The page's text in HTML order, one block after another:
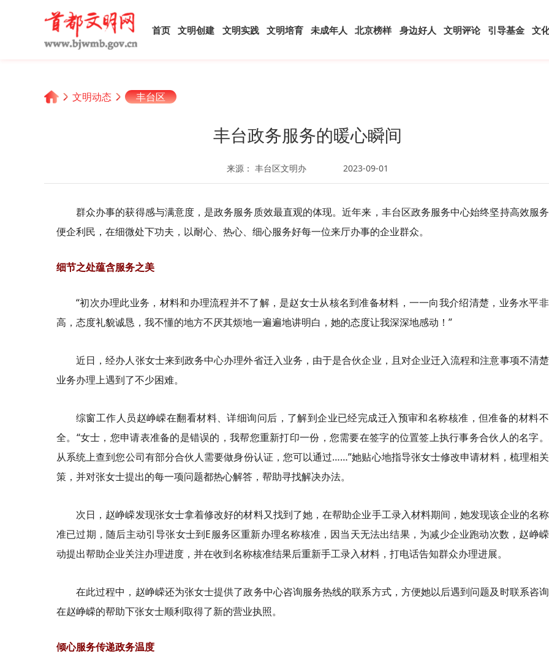
首页 文明创建 文明实践 文明培育 未成年人 北京榜样 身边好人 文明评论 引导基金 文
文明动态 丰台区
丰台政务服务的暖心瞬间
来源： 丰台区文明办 2023-09-01
群众办事的获得感与满意度，是政务服务质效最直观的体现。近年来，丰台区政务服务中心始终坚持高效服务
便企利民，在细微处下功夫，以耐心、热心、细心服务好每一位来厅办事的企业群众。
细节之处蕴含服务之美
“初次办理此业务，材料和办理流程并不了解，是赵女士从核名到准备材料，一一向我介绍清楚，业务水平
高，态度礼貌诚恳，我不懂的地方不厌其烦地一遍遍地讲明白，她的态度让我深深地感动！”
近日，经办人张女士来到政务中心办理外省迁入业务，由于是合伙企业，且对企业迁入流程和注意事项不清楚
业务办理上遇到了不少困难。
综窗工作人员赵峥嵘在翻看材料、详细询问后，了解到企业已经完成迁入预审和名称核准，但准备的材料
全。“女士，您申请表准备的是错误的，我帮您重新打印一份，您需要在签字的位置签上执行事务合伙人的名字
从系统上查到您公司有部分合伙人需要做身份认证，您可以通过……”她贴心地指导张女士修改申请材料，梳理相
策，并对张女士提出的每一项问题都热心解答，帮助寻找解决办法。
次日，赵峥嵘发现张女士拿着修改好的材料又找到了她，在帮助企业手工录入材料期间，她发现该企业的名
准已过期，随后主动引导张女士到E服务区重新办理名称核准，因当天无法出结果，为减少企业跑动次数，赵峥
动提出帮助企业关注办理进度，并在收到名称核准结果后重新手工录入材料，打电话告知群众办理进展。
在此过程中，赵峥嵘还为张女士提供了政务中心咨询服务热线的联系方式，方便她以后遇到问题及时联系咨询
在赵峥嵘的帮助下张女士顺利取得了新的营业执照。
倾心服务传递政务温度